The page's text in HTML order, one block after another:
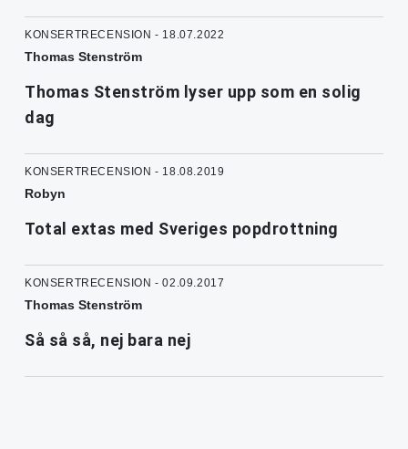
KONSERTRECENSION - 18.07.2022
Thomas Stenström
Thomas Stenström lyser upp som en solig
dag
KONSERTRECENSION - 18.08.2019
Robyn
Total extas med Sveriges popdrottning
KONSERTRECENSION - 02.09.2017
Thomas Stenström
Så så så, nej bara nej